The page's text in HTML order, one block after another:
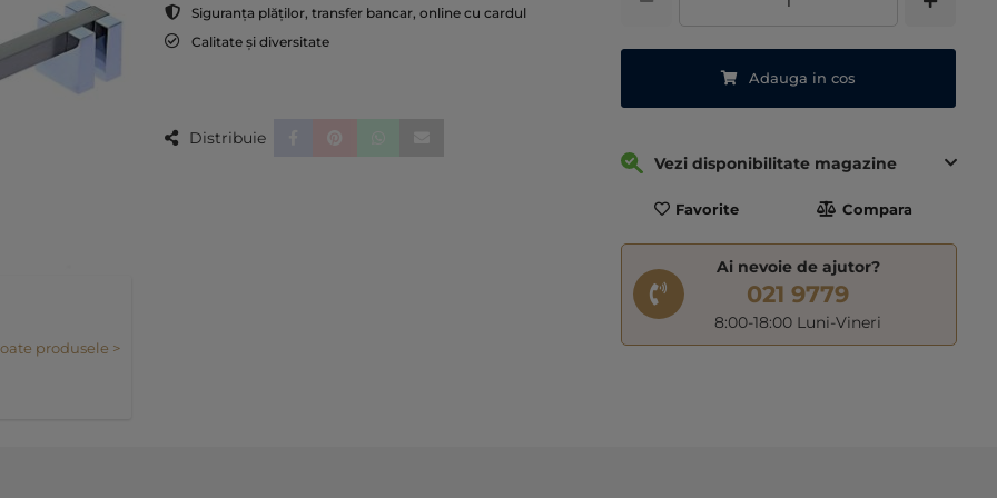
produsele >
Adauga in cos
Vezi disponibilitate magazine
Favorite Compara
Ai nevoie de ajutor?
021 9779
8:00-18:00 Luni-Vineri
Siguranța plăților, transfer bancar, online cu cardul
Calitate și diversitate
Distribuie